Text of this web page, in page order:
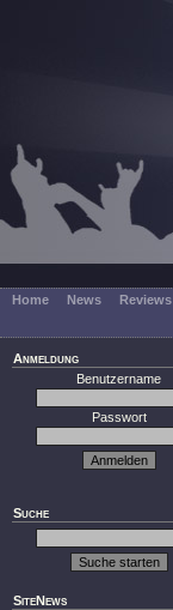
Home News Reviews
Anmeldung
Benutzername
Passwort
Suche
SiteNews